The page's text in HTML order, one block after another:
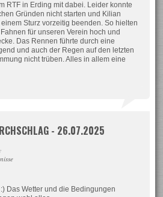
RTF in Erding mit dabei. Leider konnte
Gründen nicht starten und Kilian
Sturz vorzeitig beenden. So hielten
für unseren Verein hoch und
Das Rennen führte durch eine
und auch der Regen auf den letzten
nicht trüben. Alles in allem eine
- 26.07.2025
Das Wetter und die Bedingungen